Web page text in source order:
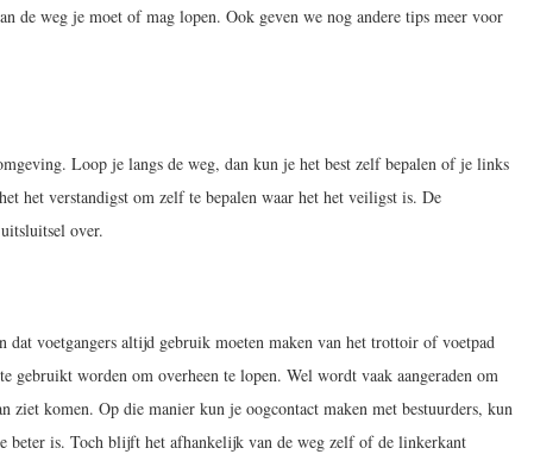
de weg je moet of mag lopen. Ook geven we nog andere tips meer voor
Loop je langs de weg, dan kun je het best zelf bepalen of je links
het verstandigst om zelf te bepalen waar het het veiligst is. De
over.
dat voetgangers altijd gebruik moeten maken van het trottoir of voetpad
gebruikt worden om overheen te lopen. Wel wordt vaak aangeraden om
ziet komen. Op die manier kun je oogcontact maken met bestuurders, kun
beter is. Toch blijft het afhankelijk van de weg zelf of de linkerkant